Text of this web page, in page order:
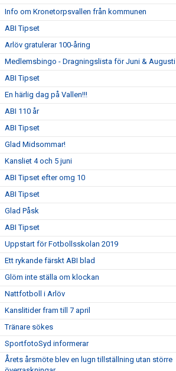
Info om Kronetorpsvallen från kommunen
ABI Tipset
Arlöv gratulerar 100-åring
Medlemsbingo - Dragningslista för Juni & Augusti
ABI Tipset
En härlig dag på Vallen!!!
ABI 110 år
ABI Tipset
Glad Midsommar!
Kansliet 4 och 5 juni
ABI Tipset efter omg 10
ABI Tipset
Glad Påsk
ABI Tipset
Uppstart för Fotbollsskolan 2019
Ett rykande färskt ABI blad
Glöm inte ställa om klockan
Nattfotboll i Arlöv
Kanslitider fram till 7 april
Tränare sökes
SportfotoSyd informerar
Årets årsmöte blev en lugn tillställning utan större